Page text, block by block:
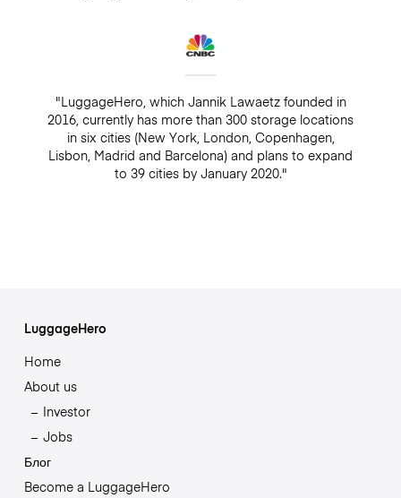
"LuggageHero, which Jannik Lawaetz founded in
2016, currently has more than 300 storage locations
in six cities (New York, London, Copenhagen,
Lisbon, Madrid and Barcelona) and plans to expand
to 39 cities by January 2020."
LuggageHero
Home
About us
Investor
Jobs
Блог
Become a LuggageHero